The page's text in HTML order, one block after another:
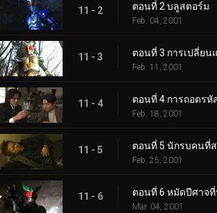
11 - 2 ตอนที่ 2 บลูสตอร์ม
Feb. 04, 2001
11 - 3 ตอนที่ 3 การเปลี่ย
Feb. 11, 2001
11 - 4 ตอนที่ 4 การถอดรหั
Feb. 18, 2001
11 - 5 ตอนที่ 5 นักรบคนที่
Feb. 25, 2001
11 - 6 ตอนที่ 6 หมัดปีศาจที่
Mar. 04, 2001